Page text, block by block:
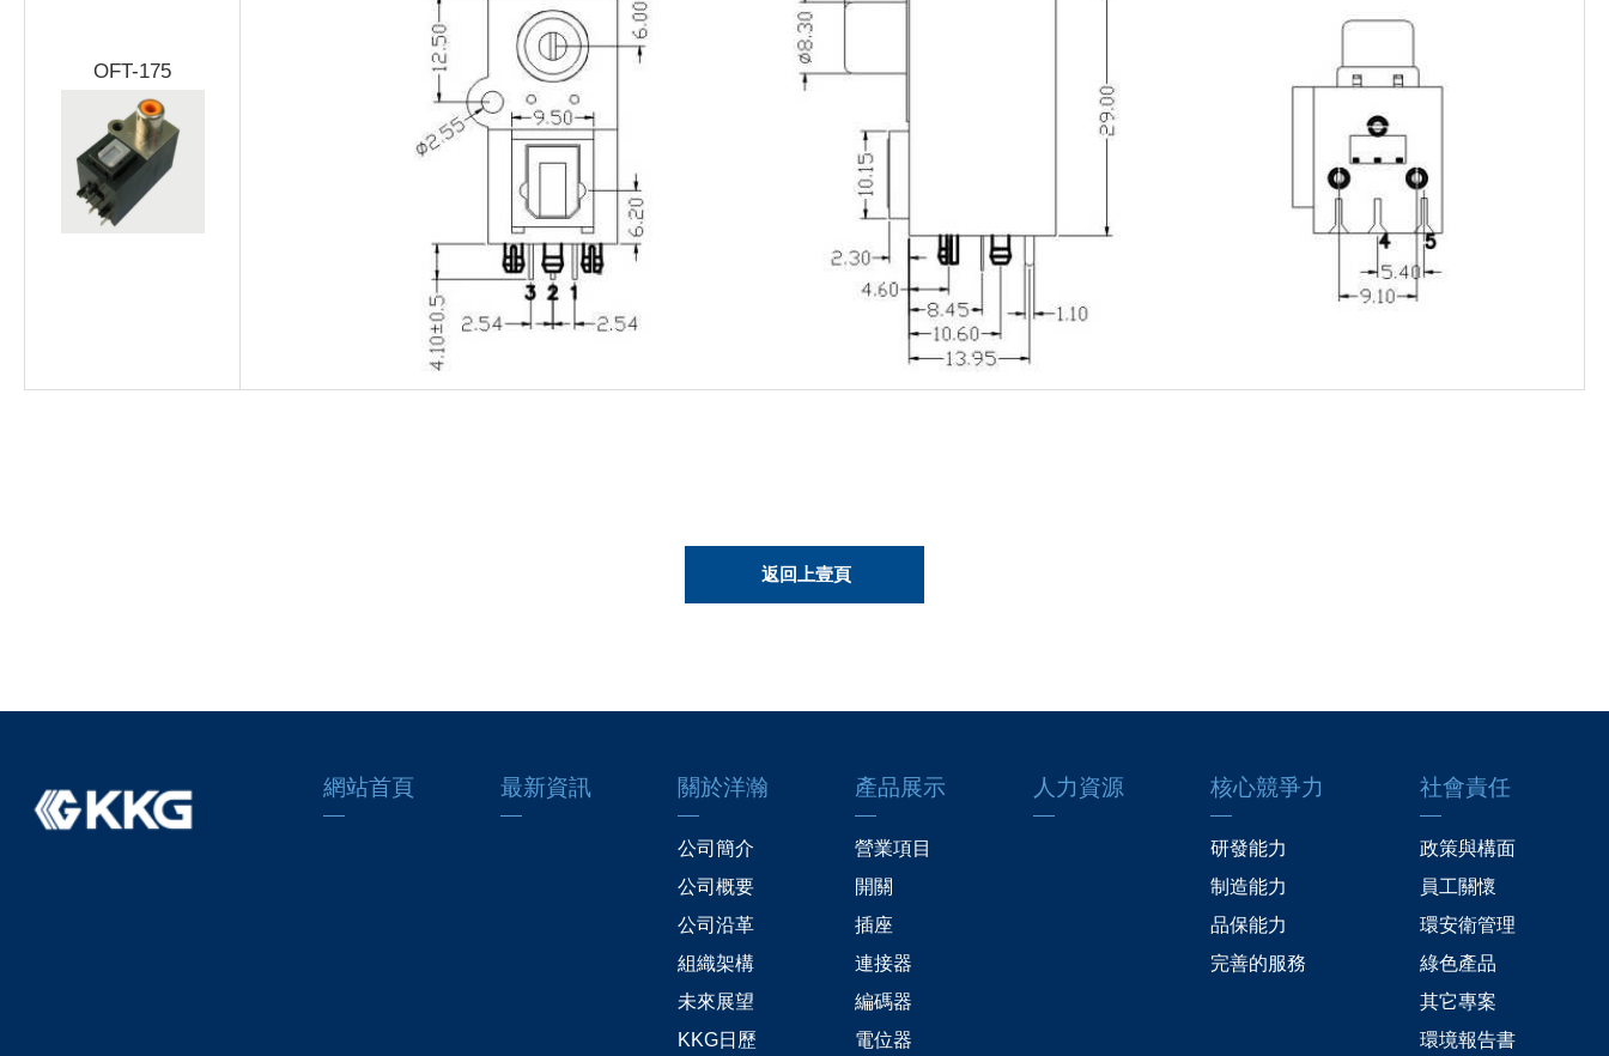
OFT-175
返回上壹頁
網站首頁 最新資訊 關於洋瀚
公司簡介
公司概要
公司沿革
組織架構
未來展望
KKG日歷
產品展示
營業項目
開關
插座
連接器
編碼器
電位器
人力資源 核心競爭力
研發能力
制造能力
品保能力
完善的服務
社會責任
政策與構面
員工關懷
環安衛管理
綠色產品
其它專案
環境報告書